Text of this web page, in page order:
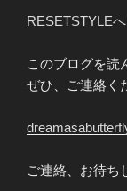
RESETSTYLE
このブログを読
ぜひ、ご連絡く
ご連絡、お待ち